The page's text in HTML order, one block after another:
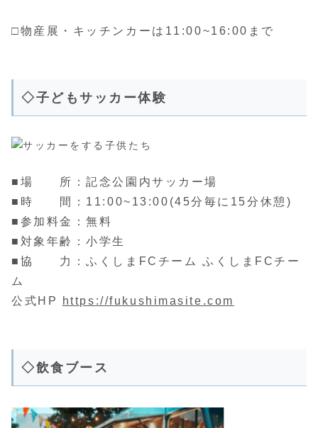
□物産展・キッチンカーは11:00~16:00まで
◇子どもサッカー体験
■場 所：記念公園内サッカー場
■時 間：11:00~13:00(45分毎に15分休憩)
■参加料金：無料
■対象年齢：小学生
■協 力：ふくしまFCチーム ふくしまFCチー
ム
公式HP
https://fukushimasite.com
◇飲食ブース